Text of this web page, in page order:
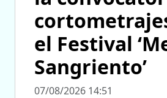
el Festival
Sangriento’
07/08/2026 14:51